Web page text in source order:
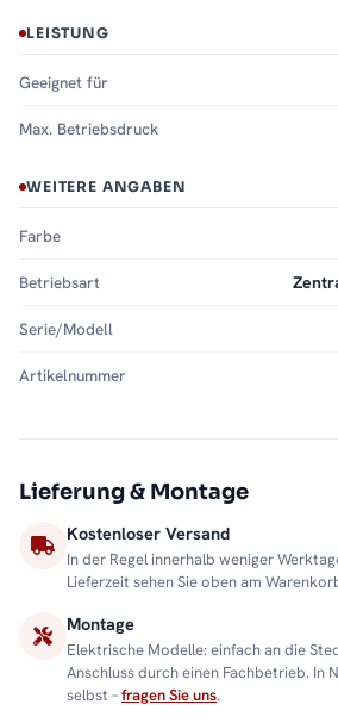
LEISTUNG
Geeignet für
Max. Betriebsdruck
WEITERE ANGABEN
Farbe
Betriebsart
Serie/Modell
Artikelnummer
Lieferung & Montage
Kostenloser Versand
In der Regel innerhalb weniger
Lieferzeit sehen Sie oben am
Montage
Elektrische Modelle: einfach an die
Anschluss durch einen Fachbetrieb. In
selbst –fragen Sie uns.